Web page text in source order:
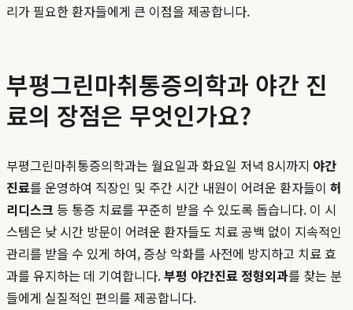
리가 필요한 환자들에게 큰 이점을 제공합니다.
부평그린마취통증의학과 야간 진
료의 장점은 무엇인가요?
부평그린마취통증의학과는 월요일과 화요일 저녁 8시까지 야간
진료를 운영하여 직장인 및 주간 시간 내원이 어려운 환자들이 허
리디스크 등 통증 치료를 꾸준히 받을 수 있도록 돕습니다. 이 시
스템은 낮 시간 방문이 어려운 환자들도 치료 공백 없이 지속적인
관리를 받을 수 있게 하여, 증상 악화를 사전에 방지하고 치료 효
과를 유지하는 데 기여합니다.부평 야간진료 정형외과를 찾는 분
들에게 실질적인 편의를 제공합니다.